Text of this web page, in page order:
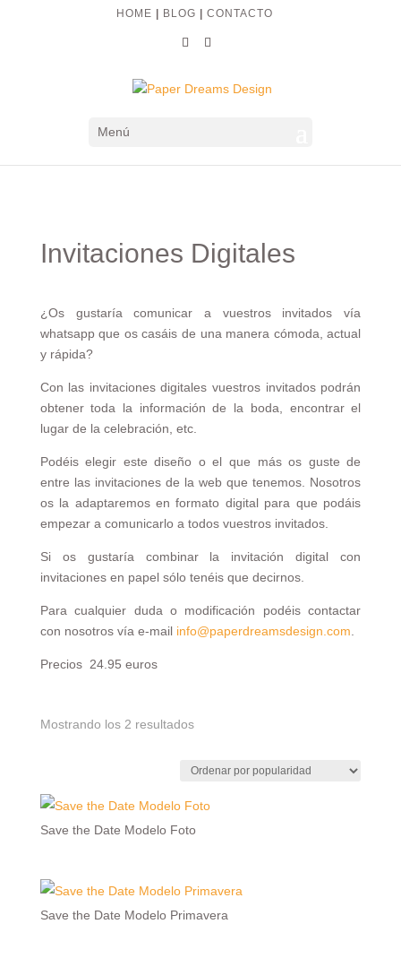
HOME BLOG CONTACTO
Menú
Invitaciones Digitales
¿Os gustaría comunicar a vuestros invitados vía
whatsapp que os casáis de una manera cómoda, actual
y rápida?
Con las invitaciones digitales vuestros invitados podrán
obtener toda la información de la boda, encontrar el
lugar de la celebración, etc.
Podéis elegir este diseño o el que más os guste de
entre las invitaciones de la web que tenemos. Nosotros
os la adaptaremos en formato digital para que podáis
empezar a comunicarlo a todos vuestros invitados.
Si os gustaría combinar la invitación digital con
invitaciones en papel sólo tenéis que decirnos.
Para cualquier duda o modificación podéis contactar
con nosotros vía e-mail info@paperdreamsdesign.com
Precios 24.95 euros
Mostrando los 2 resultadosOrdenado
popularidad
Save the Date Modelo Foto
Save the Date Modelo Primavera